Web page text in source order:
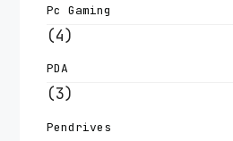
Pc Gaming
(4)
PDA
(3)
Pendrives